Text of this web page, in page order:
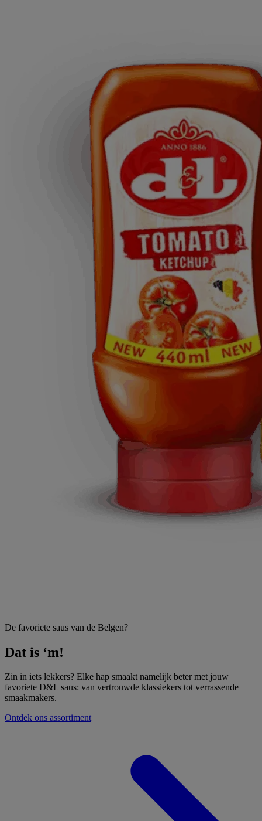
De favoriete saus van de Belgen?
Dat is ‘m!
Zin in iets lekkers? Elke hap smaakt namelijk beter met jouw
favoriete D&L saus: van vertrouwde klassiekers tot verrassende
smaakmakers.
Ontdek ons assortiment